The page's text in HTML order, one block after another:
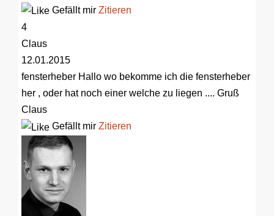
Gefällt mir Zitieren
4
Claus
12.01.2015
fensterheber Hallo wo bekomme ich die fensterheber
her , oder hat noch einer welche zu liegen .... Gruß
Claus
Gefällt mir Zitieren